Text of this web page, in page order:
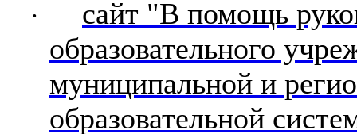
·
сайт "В помощь
образовательного
муниципальной и
образовательной